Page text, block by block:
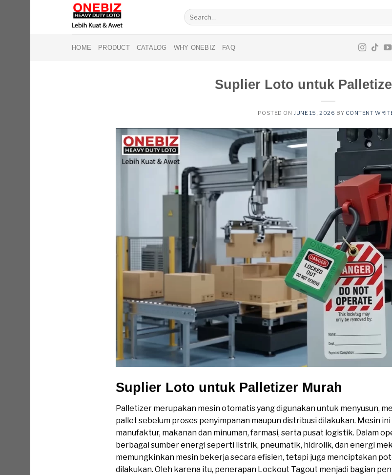
Search
for:
HOME PRODUCT CATALOG WHY ONEBIZ FAQ
Suplier Loto untuk
POSTED ON JUNE 15, 2026 BY CONTENT
Suplier Loto untuk Palletizer Murah
Palletizer merupakan mesin otomatis yang digunakan untuk menyusun,
pallet sebelum proses penyimpanan maupun distribusi dilakukan. Mesin
manufaktur, makanan dan minuman, farmasi, serta pusat logistik. Dalam
berbagai sumber energi seperti listrik, pneumatik, hidrolik, dan energi
memungkinkan mesin bekerja secara efisien, tetapi juga menciptakan
dilakukan. Oleh karena itu, penerapan Lockout Tagout menjadi bagian